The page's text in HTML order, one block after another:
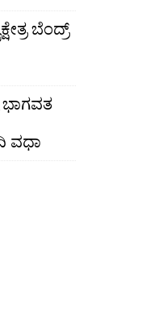
ಬೆಂದ್ರ್
ಭಾಗವತ
ವಧಾ